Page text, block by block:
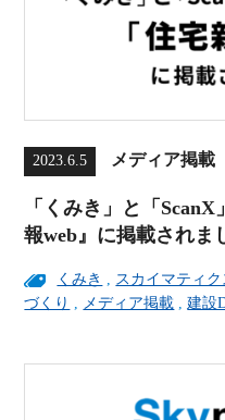
2023.6.5 メディア掲載
「くみき」と「
報web』に掲載されま
くみき , スカイマティク
づくり , メディア掲載 ,建設